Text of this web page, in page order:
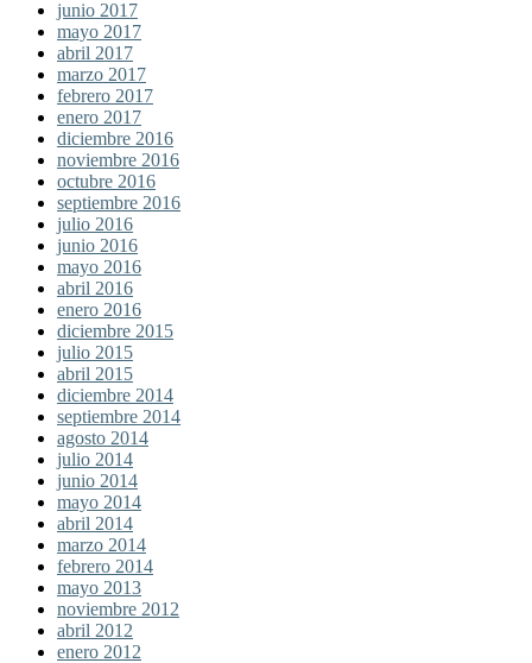
junio 2017
mayo 2017
abril 2017
marzo 2017
febrero 2017
enero 2017
diciembre 2016
noviembre 2016
octubre 2016
septiembre 2016
julio 2016
junio 2016
mayo 2016
abril 2016
enero 2016
diciembre 2015
julio 2015
abril 2015
diciembre 2014
septiembre 2014
agosto 2014
julio 2014
junio 2014
mayo 2014
abril 2014
marzo 2014
febrero 2014
mayo 2013
noviembre 2012
abril 2012
enero 2012